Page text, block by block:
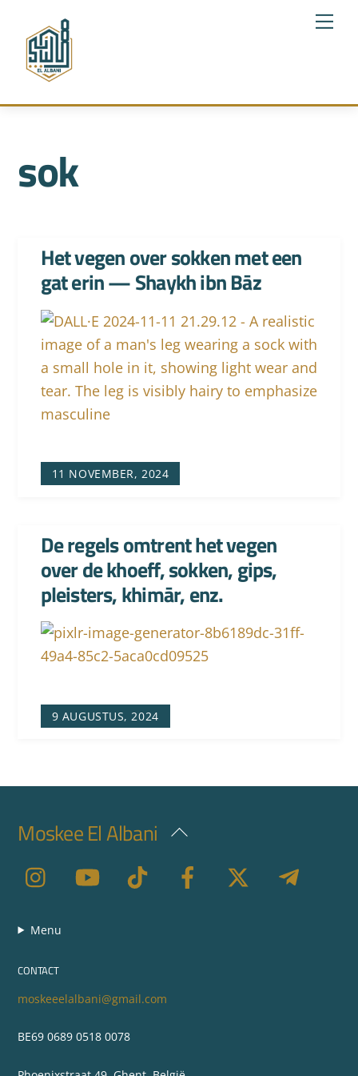
content
sok
11 NOVEMBER, 2024
Het vegen over sokken met een
gat erin — Shaykh ibn Bāz
9 AUGUSTUS, 2024
De regels omtrent het vegen
over de khoeff, sokken, gips,
pleisters, khimār, enz.
Back
Top
Moskee El Albani
Menu
CONTACT
moskeeelalbani@gmail.com
BE69 0689 0518 0078